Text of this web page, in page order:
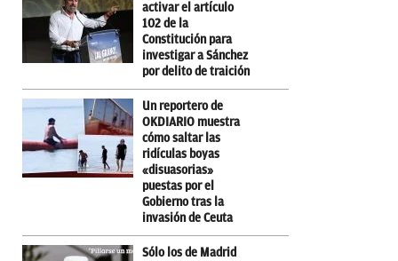
activar el artículo
102 de la
Constitución para
investigar a Sánchez
por delito de traición
Un reportero de
OKDIARIO muestra
cómo saltar las
ridículas boyas
«disuasorias»
puestas por el
Gobierno tras la
invasión de Ceuta
Sólo los de Madrid